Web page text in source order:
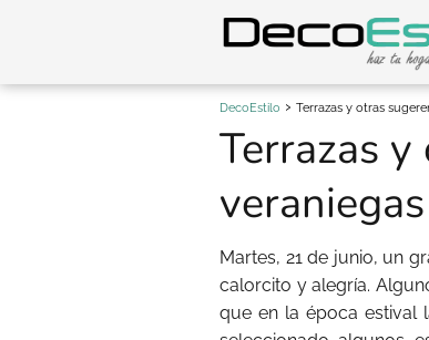
DecoEstilo Terrazas y otras
Terrazas
veraniegas
Martes, 21 de junio, un
calorcito y alegría.
que en la época estival